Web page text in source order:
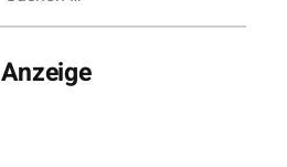
Anzeige